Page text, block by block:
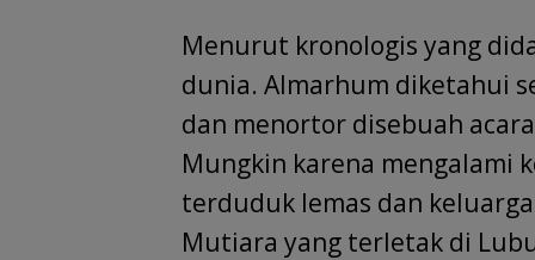
Menurut kronologis yang
dunia. Almarhum diketahui
dan menortor disebuah
Mungkin karena mengalami
terduduk lemas dan keluarga
Mutiara yang terletak di